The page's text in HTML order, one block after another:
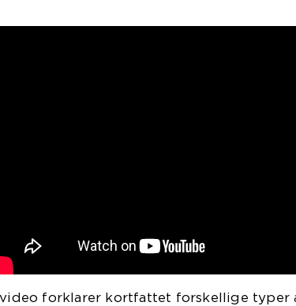
video forklarer kortfattet forskellige typer